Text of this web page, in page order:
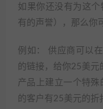
如果你还没有为这
有的声誉），那么你
例如： 供应商可以
的链接，给你25美元
产品上建立一个特
的客户有25美元的折